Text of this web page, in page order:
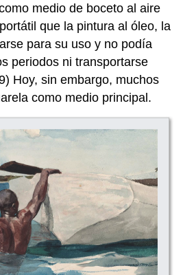
medio de boceto al aire
que la pintura al óleo, la
para su uso y no podía
periodos ni transportarse
Hoy, sin embargo, muchos
como medio principal.